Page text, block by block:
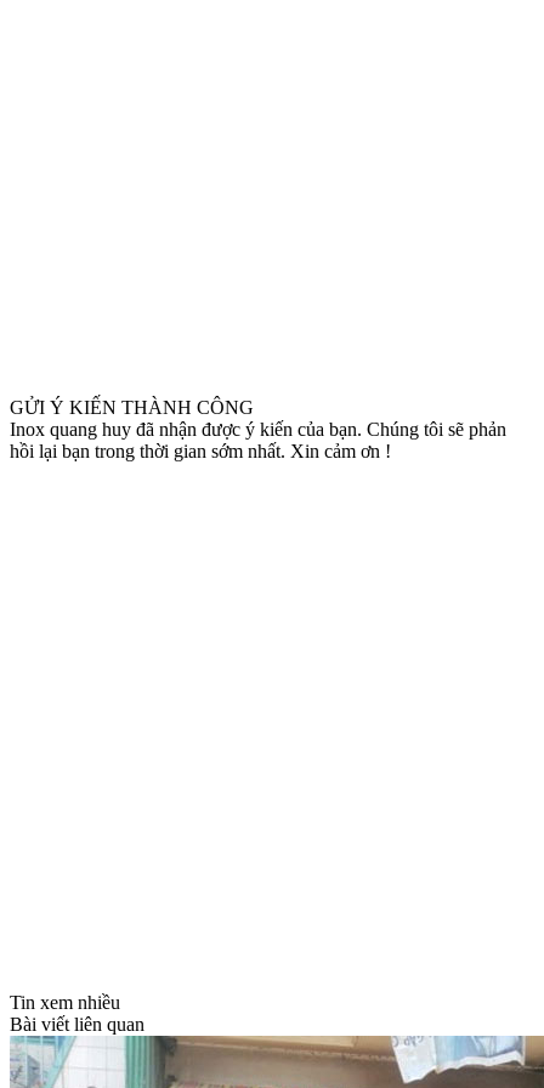
GỬI Ý KIẾN THÀNH CÔNG
Inox quang huy đã nhận được ý kiến của bạn. Chúng tôi sẽ phản
hồi lại bạn trong thời gian sớm nhất. Xin cảm ơn !
Tin xem nhiều
Bài viết liên quan